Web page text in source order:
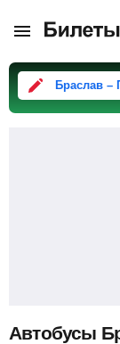
Браслав –
Автобусы